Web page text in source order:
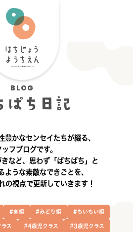
BLOG
ぱち日記
豊かなセンセイたちが綴る、
ッフブログです。
など、思わず「ぱちぱち」と
ような素敵なできごとを、
の視点で更新していきます！
#き組 #みどり組 #もいもい組
ス #4歳児クラス #3歳児クラス